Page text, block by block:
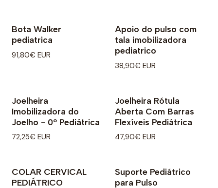
Bota Walker
pediatrica
91,80€ EUR
Apoio do pulso com
tala imobilizadora
pediatrico
38,90€ EUR
Joelheira
Imobilizadora do
Joelho - 0º Pediátrica
72,25€ EUR
Joelheira Rótula
Aberta Com Barras
Flexíveis Pediátrica
47,90€ EUR
COLAR CERVICAL
PEDIÁTRICO
Suporte Pediátrico
para Pulso